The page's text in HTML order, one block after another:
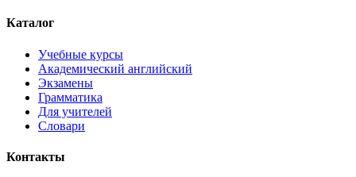
Каталог
Учебные курсы
Академический английский
Экзамены
Грамматика
Для учителей
Словари
Контакты